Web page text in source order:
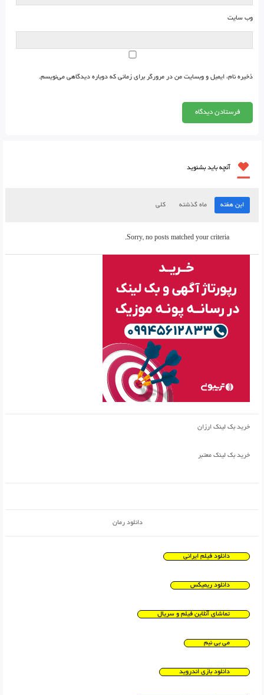
وب‌ سایت
ذخیره نام، ایمیل و وبسایت من در مرورگر برای زمانی که دوباره دیدگاهی می‌نویسم.
آنچه باید بشنوید
این هفته ماه گذشته کلی
Sorry, no posts matched your criteria.
خرید بک لینک ارزان
خرید بک لینک معتبر
دانلود رمان
دانلود فیلم ایرانی
دانلود ریمیکس
تماشای آنلاین فیلم و سریال
می بی نیم
دانلود بازی اندروید